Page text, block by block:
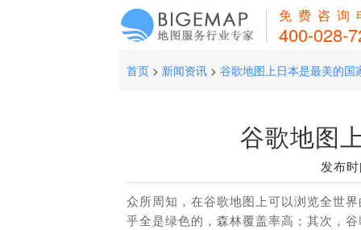
免费咨询
400-028-
首页> 新闻资讯> 谷歌地图上日本是最美的国
谷歌地图
发布
众所周知，在谷歌地图上可以浏览全世
乎全是绿色的，森林覆盖率高；其次，